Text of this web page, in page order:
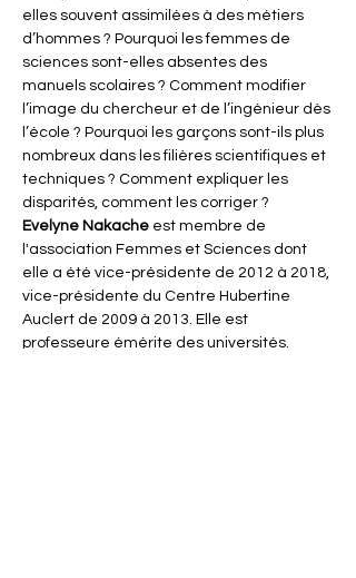
elles souvent assimilées à des métiers
d’hommes ? Pourquoi les femmes de
sciences sont-elles absentes des
manuels scolaires ? Comment modifier
l’image du chercheur et de l’ingénieur dès
l’école ? Pourquoi les garçons sont-ils plus
nombreux dans les filières scientifiques et
techniques ? Comment expliquer les
disparités, comment les corriger ?
Evelyne Nakache est membre de
l'association Femmes et Sciences dont
elle a été vice-présidente de 2012 à 2018,
vice-présidente du Centre Hubertine
Auclert de 2009 à 2013. Elle est
professeure émérite des universités.